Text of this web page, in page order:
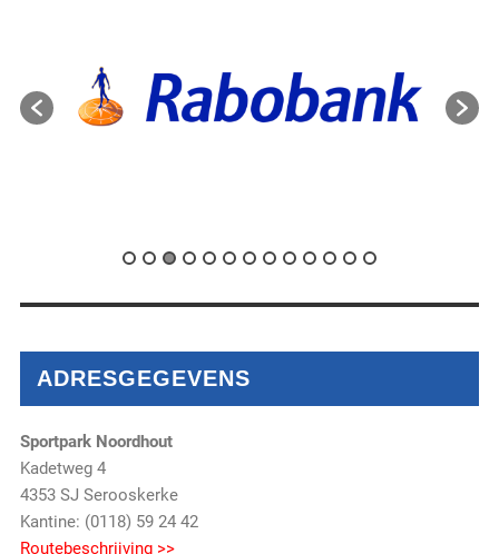
ADRESGEGEVENS
Sportpark Noordhout
Kadetweg 4
4353 SJ Serooskerke
Kantine: (0118) 59 24 42
Routebeschrijving >>